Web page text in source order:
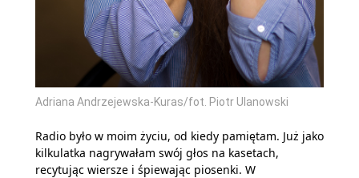
Adriana Andrzejewska-Kuras/fot. Piotr Ulanowski
Radio było w moim życiu, od kiedy pamiętam. Już jako
kilkulatka nagrywałam swój głos na kasetach,
recytując wiersze i śpiewając piosenki. W